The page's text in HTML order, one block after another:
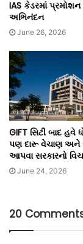
IAS કેડરમાં
અભિનંદન
June 26, 2026
GIFT સિટી બાદ હવે
પણ દારૂ વેચાણ અને
આપવા સરકારનો
June 24, 2026
20